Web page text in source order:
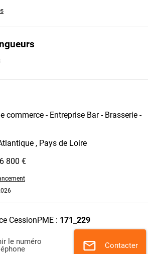
commerce - Entreprise Bar - Brasserie -
, Pays de Loire
800 €
CessionPME : 171_229
le numéro
mail Contacter